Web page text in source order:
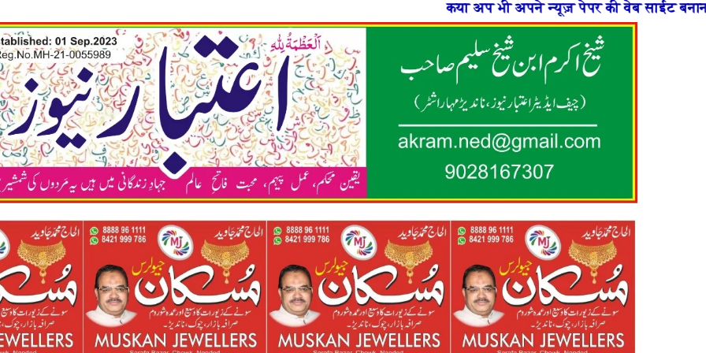
कया अप भी अपने न्यूज़ पेपर की वेब साईट बनाना चाहते है या फिर न्यूज़